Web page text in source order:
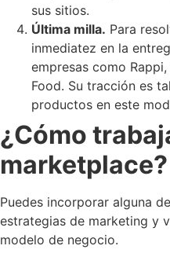
sus sitios.
Última milla. Para
inmediatez en la
empresas como
Food. Su tracción es
productos en este
¿Cómo
marketplace?
Puedes incorporar alguna
estrategias de marketing y
modelo de negocio.